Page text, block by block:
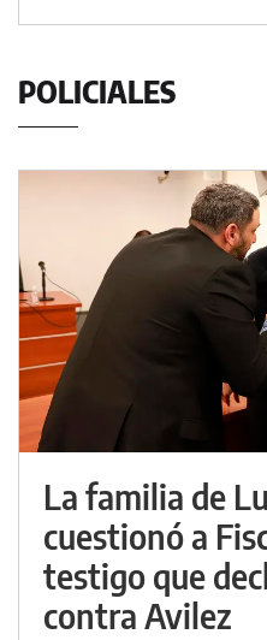
POLICIALES
La familia de
cuestionó a
testigo que
contra Avilez